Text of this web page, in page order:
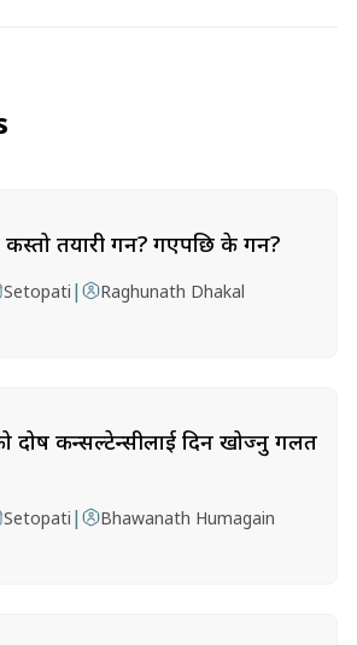
तयारी गर्ने? गएपछि के गर्ने?
Setopati | Raghunath Dhakal
दोष कन्सल्टेन्सीलाई दिन खोज्नु गलत
Setopati | Bhawanath Humagain